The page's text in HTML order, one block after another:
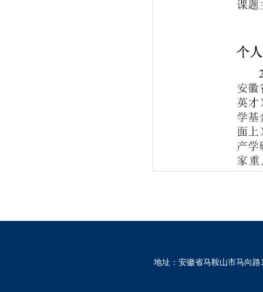
地址：安徽省马鞍山市马向